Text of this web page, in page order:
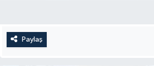
Paylaş